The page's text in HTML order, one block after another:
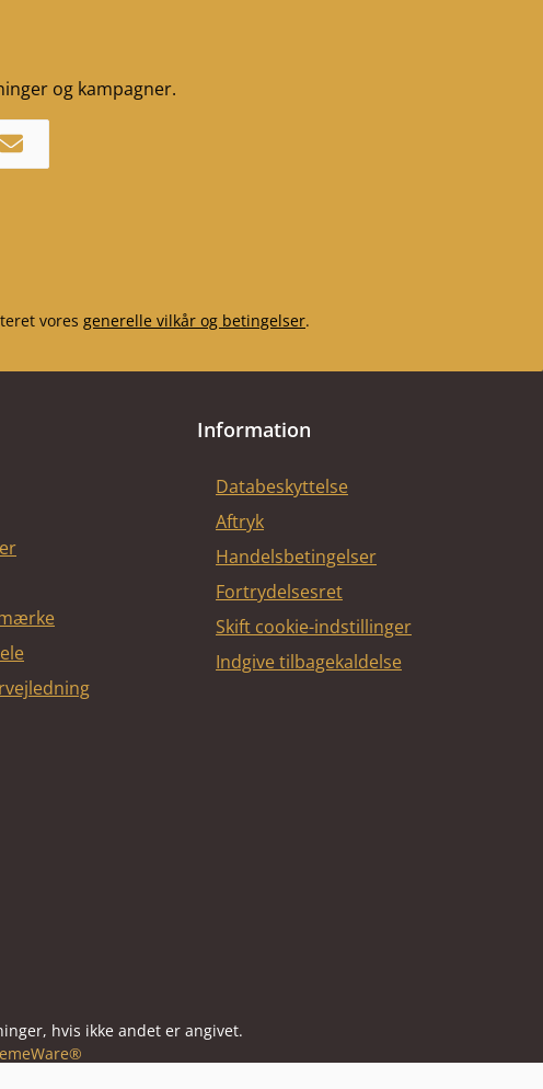
og kampagner.
vores generelle vilkår og betingelser.
Information
Databeskyttelse
Aftryk
Handelsbetingelser
Fortrydelsesret
Skift cookie-indstillinger
Indgive tilbagekaldelse
hvis ikke andet er angivet.